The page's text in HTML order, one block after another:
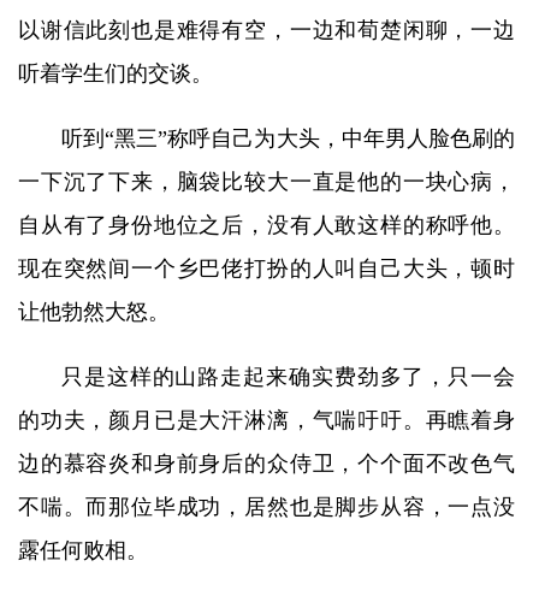
以谢信此刻也是难得有空，一边和荀楚闲聊，一边
听着学生们的交谈。
听到“黑三”称呼自己为大头，中年男人脸色刷的
一下沉了下来，脑袋比较大一直是他的一块心病，
自从有了身份地位之后，没有人敢这样的称呼他。
现在突然间一个乡巴佬打扮的人叫自己大头，顿时
让他勃然大怒。
只是这样的山路走起来确实费劲多了，只一会
的功夫，颜月已是大汗淋漓，气喘吁吁。再瞧着身
边的慕容炎和身前身后的众侍卫，个个面不改色气
不喘。而那位毕成功，居然也是脚步从容，一点没
露任何败相。